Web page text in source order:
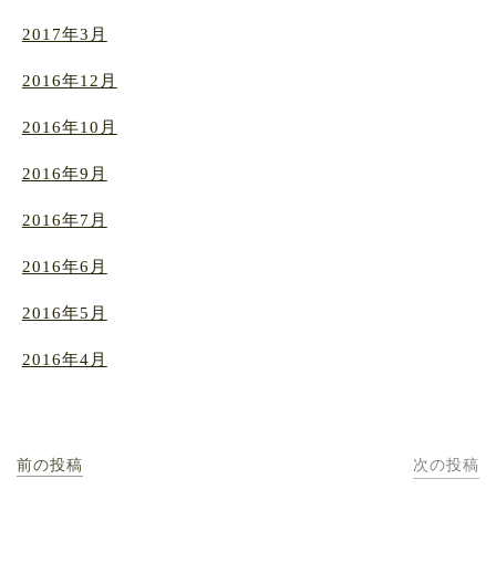
2017年3月
2016年12月
2016年10月
2016年9月
2016年7月
2016年6月
2016年5月
2016年4月
前の投稿 次の投稿